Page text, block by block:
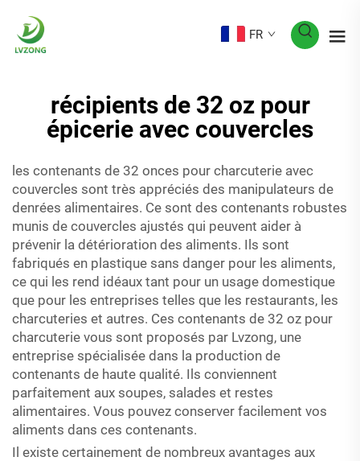
FR
récipients de 32 oz pour
épicerie avec couvercles
les contenants de 32 onces pour charcuterie avec
couvercles sont très appréciés des manipulateurs de
denrées alimentaires. Ce sont des contenants robustes
munis de couvercles ajustés qui peuvent aider à
prévenir la détérioration des aliments. Ils sont
fabriqués en plastique sans danger pour les aliments,
ce qui les rend idéaux tant pour un usage domestique
que pour les entreprises telles que les restaurants, les
charcuteries et autres. Ces contenants de 32 oz pour
charcuterie vous sont proposés par Lvzong, une
entreprise spécialisée dans la production de
contenants de haute qualité. Ils conviennent
parfaitement aux soupes, salades et restes
alimentaires. Vous pouvez conserver facilement vos
aliments dans ces contenants.
Il existe certainement de nombreux avantages aux